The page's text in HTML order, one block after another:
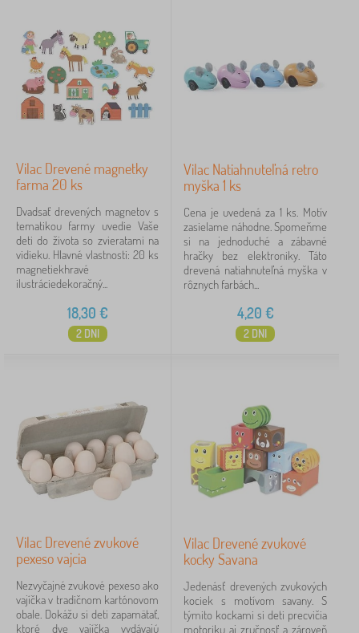
Vilac Drevené magnetky
farma 20 ks
Dvadsať drevených magnetov s
tematikou farmy uvedie Vaše
deti do života so zvieratami na
vidieku. Hlavné vlastnosti: 20 ks
magnetiekhravé
ilustráciedekoračný...
18,30 €
2 DNI
Vilac Natiahnuteľná retro
myška 1 ks
Cena je uvedená za 1 ks. Motív
zasielame náhodne. Spomeňme
si na jednoduché a zábavné
hračky bez elektroniky. Táto
drevená natiahnuteľná myška v
rôznych farbách...
4,20 €
2 DNI
Vilac Drevené zvukové
pexeso vajcia
Nezvyčajné zvukové pexeso ako
vajíčka v tradičnom kartónovom
obale. Dokážu si deti zapamätať,
ktoré dve vajíčka vydávajú
Vilac Drevené zvukové
kocky Savana
Jedenásť drevených zvukových
kociek s motívom savany. S
týmito kockami si deti precvičia
motoriku aj zručnosť a zároveň